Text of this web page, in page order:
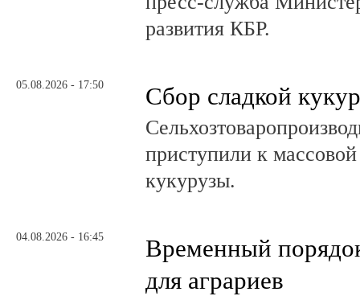
развития КБР.
05.08.2026 - 17:50 Сбор сладкой
приступили к
кукурузы.
04.08.2026 - 16:45
Временный
для аграриев